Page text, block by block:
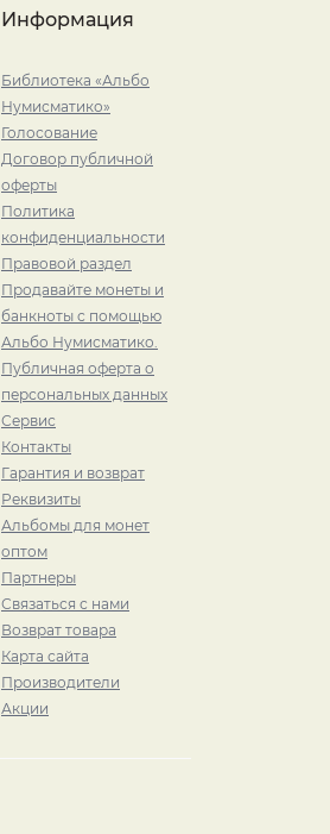
Информация
Библиотека «Альбо
Нумисматико»
Голосование
Договор публичной
оферты
Политика
конфиденциальности
Правовой раздел
Продавайте монеты и
банкноты с помощью
Альбо Нумисматико.
Публичная оферта о
персональных данных
Сервис
Контакты
Гарантия и возврат
Реквизиты
Альбомы для монет
оптом
Партнеры
Связаться с нами
Возврат товара
Карта сайта
Производители
Акции